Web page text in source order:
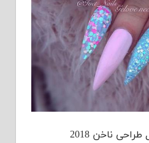
ناخن 2018